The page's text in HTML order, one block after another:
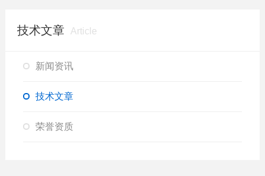
技术文章 Article
新闻资讯
技术文章
荣誉资质